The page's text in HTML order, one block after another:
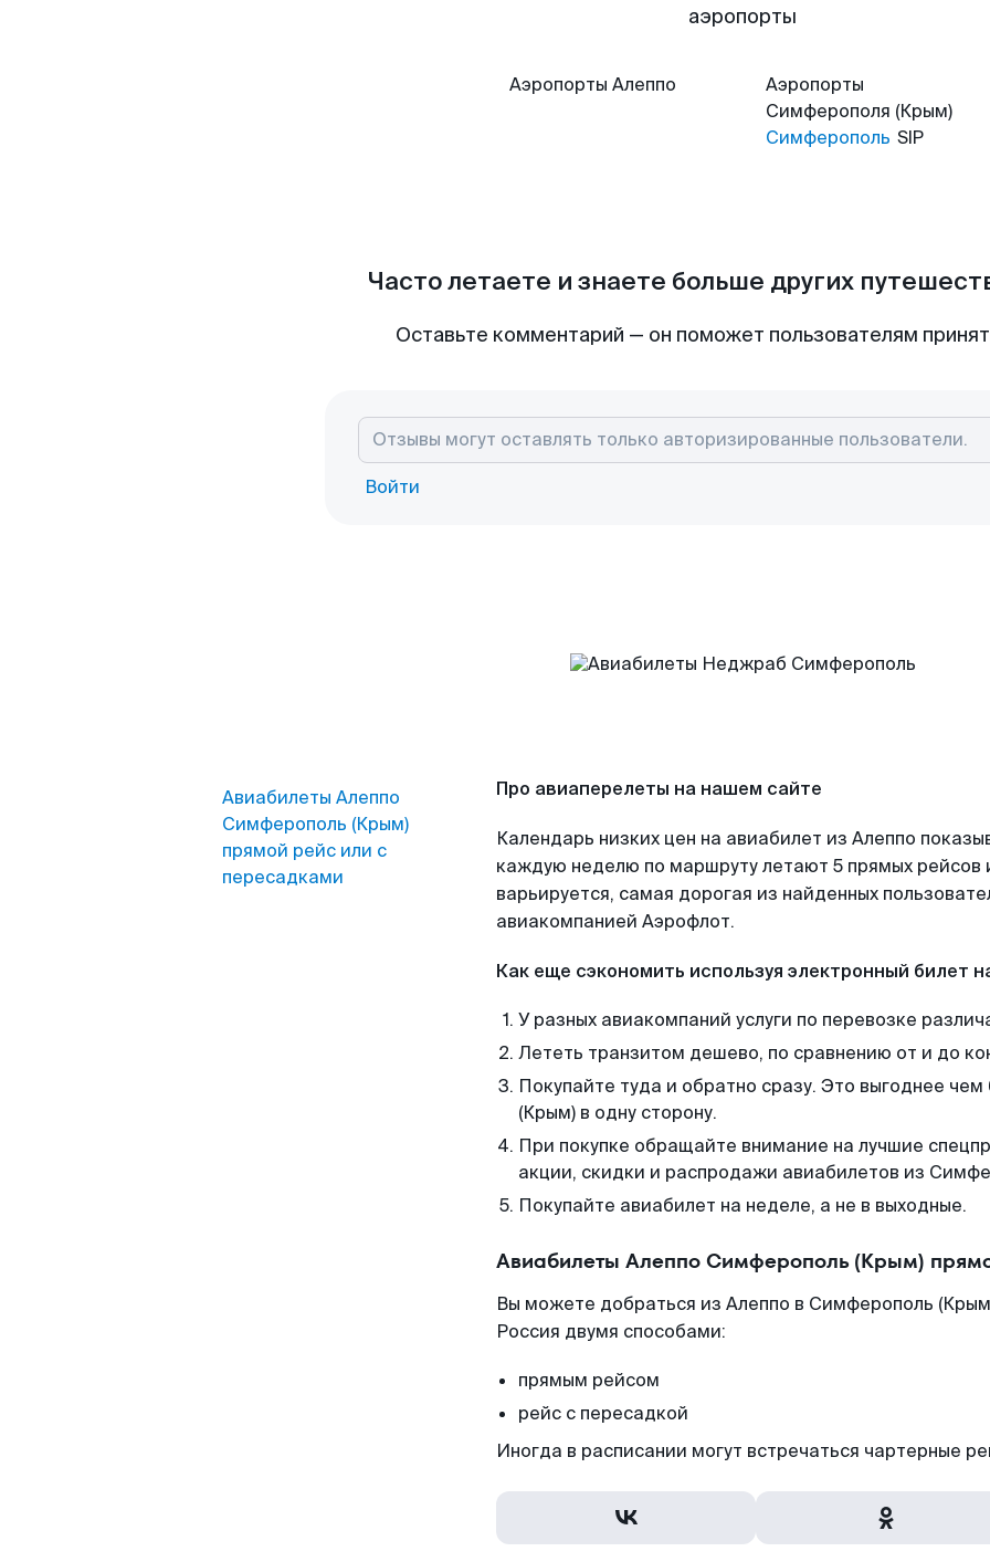
аэропорты
Аэропорты Алеппо
Аэропорты
Симферополя (Крым)
Симферополь SIP
Часто летаете и знаете больше других
Оставьте комментарий — он поможет пользователям
Войти
Авиабилеты Алеппо
Симферополь (Крым)
прямой рейс или с
пересадками
Про авиаперелеты на нашем сайте
Календарь низких цен на авиабилет из Алеппо
каждую неделю по маршруту летают 5 прямых рейсов
варьируется, самая дорогая из найденных
авиакомпанией Аэрофлот.
Как еще сэкономить используя электронный билет
У разных авиакомпаний услуги по перевозке
Лететь транзитом дешево, по сравнению от и до
Покупайте туда и обратно сразу. Это выгоднее
(Крым) в одну сторону.
При покупке обращайте внимание на лучшие
акции, скидки и распродажи авиабилетов из
Покупайте авиабилет на неделе, а не в выходные.
Авиабилеты Алеппо Симферополь (Крым)
Вы можете добраться из Алеппо в Симферополь
Россия двумя способами:
прямым рейсом
рейс с пересадкой
Иногда в расписании могут встречаться чартерные